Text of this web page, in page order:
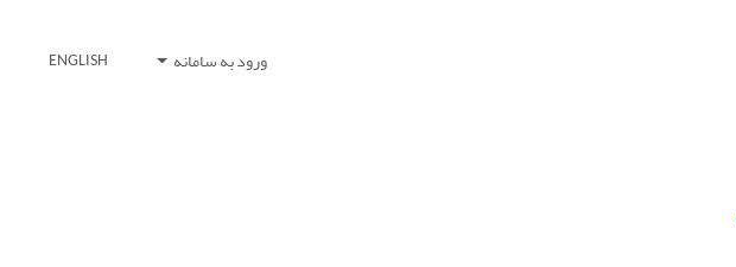
ورود به سامانه ENGLISH